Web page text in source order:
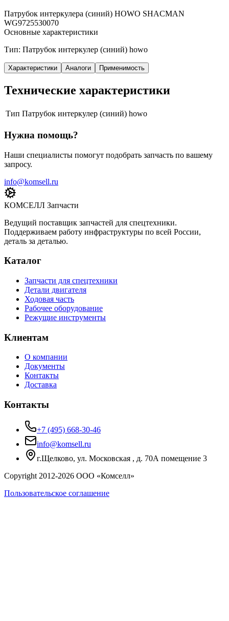
Патрубок интеркулера (синий) HOWO SHACMAN
WG9725530070
Основные характеристики
Тип: Патрубок интеркулер (синий) howo
Характеристики Аналоги Применимость
Технические характеристики
Тип Патрубок интеркулер (синий) howo
Нужна помощь?
Наши специалисты помогут подобрать запчасть по вашему
запросу.
info@komsell.ru
КОМСЕЛЛ Запчасти
Ведущий поставщик запчастей для спецтехники.
Поддерживаем работу инфраструктуры по всей России,
деталь за деталью.
Каталог
Запчасти для спецтехники
Детали двигателя
Ходовая часть
Рабочее оборудование
Режущие инструменты
Клиентам
О компании
Документы
Контакты
Доставка
Контакты
+7 (495) 668-30-46
info@komsell.ru
г.Щелково, ул. Московская , д. 70А помещение 3
Copyright 2012-2026 ООО «Комселл»
Пользовательское соглашение